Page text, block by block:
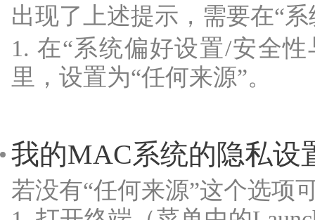
出现了上述提示，需要在“
1. 在“系统偏好设置/安全
里，设置为“任何来源”。
我的MAC系统的隐私设
若没有“任何来源”这个选项